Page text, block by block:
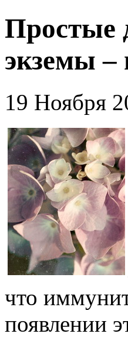
Простые
экземы –
19 Ноября
что
появлении